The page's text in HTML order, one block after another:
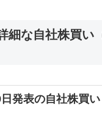
細な自社株買い
発表の自社株買